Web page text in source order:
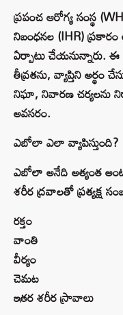
ప్రపంచ ఆరోగ్య సంస్థ
నిబంధనల (IHR)
ఏర్పాటు చేయనున్నారు. ఈ
తీవ్రతను, వ్యాప్తిని
నిఘా, నివారణ చర్యలను
అవసరం.
ఎబోలా ఎలా వ్యాపిస్తుంది?
ఎబోలా అనేది అత్యంత
శరీర ద్రవాలతో ప్రత్యక్ష
రక్తం
వాంతి
వీర్యం
చెమట
ఇతర శరీర స్రావాలు